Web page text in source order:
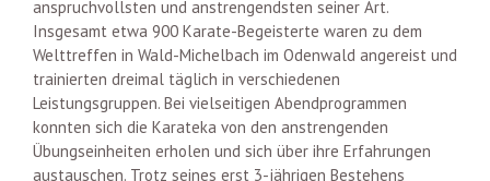
anspruchvollsten und anstrengendsten seiner Art.
Insgesamt etwa 900 Karate-Begeisterte waren zu dem
Welttreffen in Wald-Michelbach im Odenwald angereist und
trainierten dreimal täglich in verschiedenen
Leistungsgruppen. Bei vielseitigen Abendprogrammen
konnten sich die Karateka von den anstrengenden
Übungseinheiten erholen und sich über ihre Erfahrungen
austauschen. Trotz seines erst 3-jährigen Bestehens